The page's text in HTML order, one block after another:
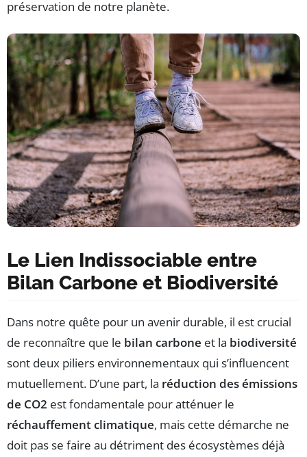
préservation de notre planète.
Le Lien Indissociable entre
Bilan Carbone et Biodiversité
Dans notre quête pour un avenir durable, il est crucial
de reconnaître que le bilan carbone et la biodiversité
sont deux piliers environnementaux qui s’influencent
mutuellement. D’une part, la réduction des émissions
de CO2 est fondamentale pour atténuer le
réchauffement climatique, mais cette démarche ne
doit pas se faire au détriment des écosystèmes déjà